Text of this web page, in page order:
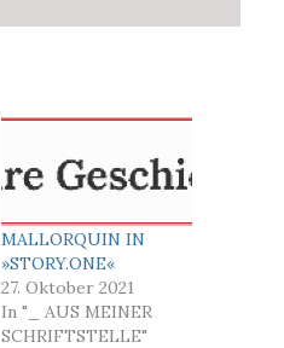
MALLORQUIN IN
»STORY.ONE«
27. Oktober 2021
In "_ AUS MEINER
SCHRIFTSTELLE"